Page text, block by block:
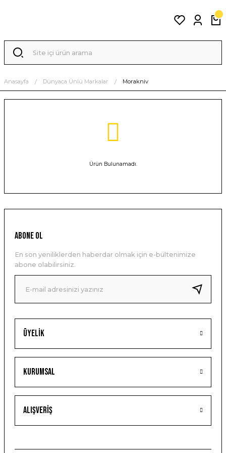
Anasayfa Dünyaca Ünlü Markalar Morakniv
Ürün Bulunamadı.
Üyelik
Kurumsal
Alışveriş
ABONE OL
En son yeniliklerden haberdar olmak için e-bültenimize
abone olabilirsiniz.